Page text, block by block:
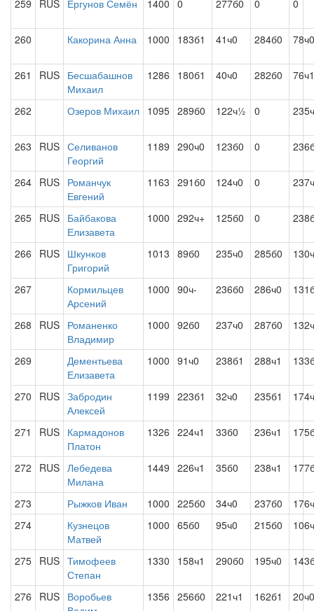
259 RUS Ергунов Семён 1400 0 277б0 0 0
260 Какорина Анна 1000 183б1 41ч0 284б0 78ч0
261 RUS Бесшабашнов
Михаил
1286 180б1 40ч0 282б0 76ч1
262 Озеров Михаил 1095 289б0 122ч½ 0
263 RUS Селиванов
Георгий
1189 290ч0 123б0 0
264 RUS Романчук
Евгений
1163 291б0 124ч0 0
265 RUS Байбакова
Елизавета
1000 292ч+ 125б0 0
266 RUS Шкунков
Григорий
1013 89б0 235ч0 285б0
267
Кормильцев
Арсений
1000 90ч- 236б0 286ч0
268 RUS Романенко
Владимир
1000 92б0 237ч0 287б0
269
Дементьева
Елизавета
1000 91ч0 238б1 288ч1
270 RUS Забродин
Алексей
1199 223б1 32ч0 235б1
271 RUS Кармадонов
Платон
1326 224ч1 33б0 236ч1
272 RUS Лебедева
Милана
1449 226ч1 35б0 238ч1
273 Рыжков Иван 1000 225б0 34ч0 237б0
274
Кузнецов
Матвей
1000 65б0 95ч0 215б0
275 RUS Тимофеев
Степан
1330 158ч1 290б0 195ч0
276 RUS Воробьев
1356 256б0 221ч1 162б1 20ч0